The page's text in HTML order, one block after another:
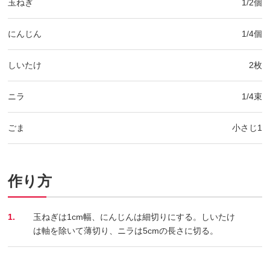
玉ねぎ 1/2個
にんじん 1/4個
しいたけ 2枚
ニラ 1/4束
ごま 小さじ1
作り方
1.
玉ねぎは1cm幅、にんじんは細切りにする。しいたけ
は軸を除いて薄切り、ニラは5cmの長さに切る。